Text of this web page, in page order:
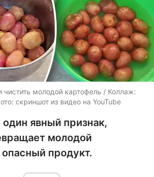
чистить молодой картофель / Коллаж:
скриншот из видео на YouTube
явный признак,
молодой
продукт.